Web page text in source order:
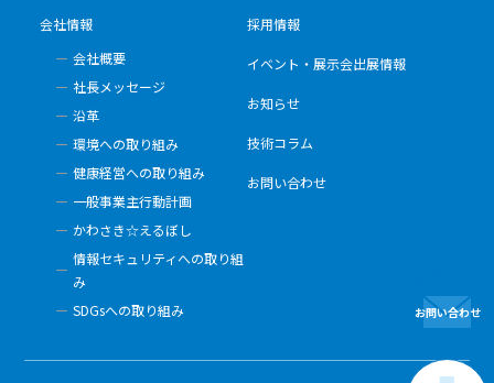
会社情報
会社概要
社長メッセージ
沿革
環境への取り組み
健康経営への取り組み
一般事業主行動計画
かわさき☆えるぼし
情報セキュリティへの取り組
み
SDGsへの取り組み
採用情報
イベント・展示会出展情報
お知らせ
技術コラム
お問い合わせ
お問い合わせ